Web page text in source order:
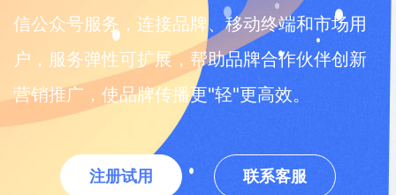
信公众号服务，连接品牌、移动终端和市场用
户，服务弹性可扩展，帮助品牌合作伙伴创新
营销推广，使品牌传播更"轻"更高效。
注册试用 联系客服